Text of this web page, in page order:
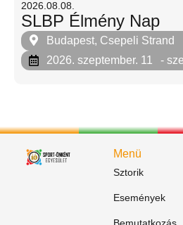
2026.08.08.
SLBP Élmény Nap
Budapest, Csepeli Strand
2026. szeptember. 11
-
Menü
Sztorik
Események